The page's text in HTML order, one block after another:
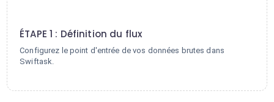
ÉTAPE 1 : Définition du flux
Configurez le point d'entrée de vos données brutes dans
Swiftask.